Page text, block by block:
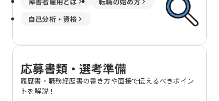
自己分析・資格
応募書類・選考準備
履歴書・職務経歴書の書き方や面接で伝えるべきポイン
トを解説！